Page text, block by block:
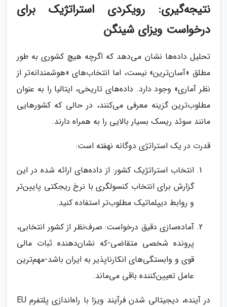
نتیجه‌گیری: رویکردی استراتژیک برای
درخواست ویزای شینگن
تحلیل داده‌ها نشان می‌دهد که اگرچه هیچ کشوری به طور
مطلق «آسان‌ترین» نیست، اما انتخاب‌های «هوشمندانه‌تر از
نظر آماری» وجود دارد. داده‌های تاریخی، ایتالیا را به عنوان
مطلوب‌ترین گزینه معرفی می‌کنند، در حالی که کشورهایی
مانند سوئد ریسک بسیار بالایی را به همراه دارند.
قدرت در یک استراتژی دوگانه نهفته است:
انتخاب استراتژیک کشور: از داده‌های ارائه شده در این
گزارش برای انتخاب کنسولگری با نرخ ریجکتی پایین‌تر
و روابط دیپلماتیک مطلوب‌تر استفاده کنید.
آماده‌سازی دقیق درخواست: صرف‌نظر از کشور انتخابی،
پرونده شخصی متقاضی-که نشان‌دهنده ثبات مالی
قوی و وابستگی‌های انکارناپذیر به ایران باشد-مهم‌ترین
عامل تعیین‌کننده باقی می‌ماند.
در آینده، دیجیتالی شدن فرآیند ویزا با راه‌اندازی پلتفرم EU